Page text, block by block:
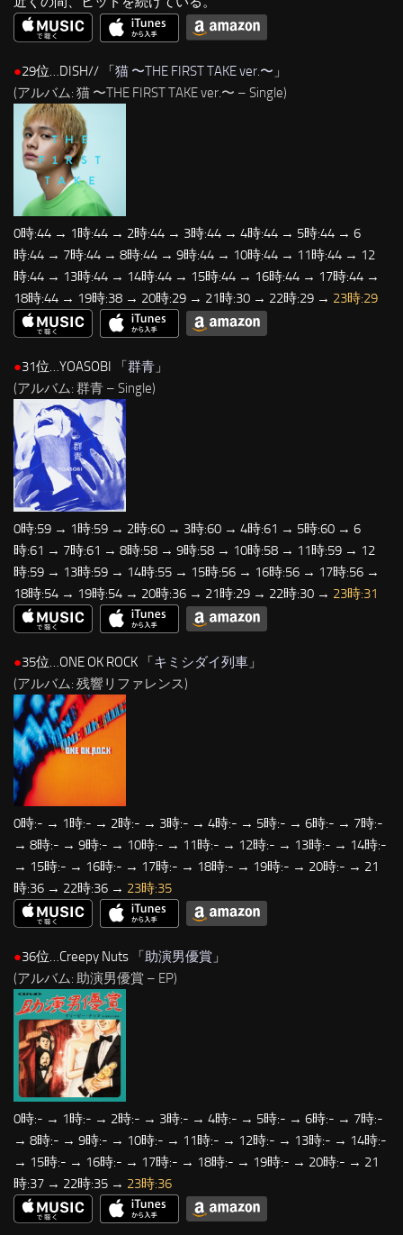
●29位…DISH// 「猫 〜THE FIRST TAKE ver.〜 」
(アルバム: 猫 〜THE FIRST TAKE ver.〜 – Single)
0時:44 → 1時:44 → 2時:44 → 3時:44 → 4時:44 → 5時:44 → 6
時:44 → 7時:44 → 8時:44 → 9時:44 → 10時:44 → 11時:44 → 12
時:44 → 13時:44 → 14時:44 → 15時:44 → 16時:44 → 17時:44 →
18時:44 → 19時:38 → 20時:29 → 21時:30 → 22時:29 → 23時:29
●31位…YOASOBI 「群青 」
(アルバム: 群青 – Single)
0時:59 → 1時:59 → 2時:60 → 3時:60 → 4時:61 → 5時:60 → 6
時:61 → 7時:61 → 8時:58 → 9時:58 → 10時:58 → 11時:59 → 12
時:59 → 13時:59 → 14時:55 → 15時:56 → 16時:56 → 17時:56 →
18時:54 → 19時:54 → 20時:36 → 21時:29 → 22時:30 → 23時:31
●35位…ONE OK ROCK 「キミシダイ列車 」
(アルバム: 残響リファレンス)
0時:- → 1時:- → 2時:- → 3時:- → 4時:- → 5時:- → 6時:- → 7時:-
→ 8時:- → 9時:- → 10時:- → 11時:- → 12時:- → 13時:- → 14時:-
→ 15時:- → 16時:- → 17時:- → 18時:- → 19時:- → 20時:- → 21
時:36 → 22時:36 → 23時:35
●36位…Creepy Nuts 「助演男優賞 」
(アルバム: 助演男優賞 – EP)
0時:- → 1時:- → 2時:- → 3時:- → 4時:- → 5時:- → 6時:- → 7時:-
→ 8時:- → 9時:- → 10時:- → 11時:- → 12時:- → 13時:- → 14時:-
→ 15時:- → 16時:- → 17時:- → 18時:- → 19時:- → 20時:- → 21
時:37 → 22時:35 → 23時:36